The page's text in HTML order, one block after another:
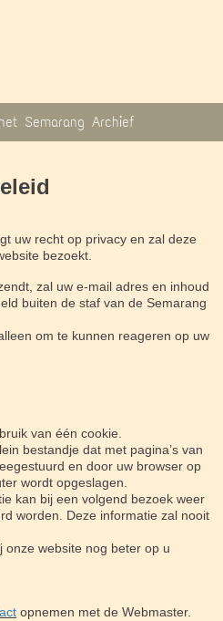
Semarang Archief
uw recht op privacy en zal deze
bezoekt.
zal uw e-mail adres en inhoud
buiten de staf van de Semarang
om te kunnen reageren op uw
van één cookie.
bestandje dat met pagina’s van
en door uw browser op
wordt opgeslagen.
kan bij een volgend bezoek weer
worden. Deze informatie zal nooit
onze website nog beter op u
opnemen met de Webmaster.